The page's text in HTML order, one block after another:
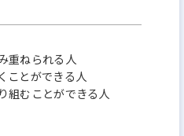
重ねられる人
ことができる人
組むことができる人